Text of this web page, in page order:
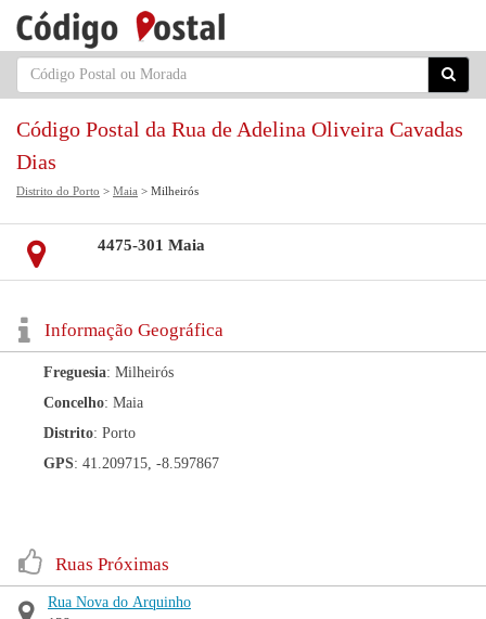
Código Postal da Rua de Adelina Oliveira Cavadas
Dias
Distrito do Porto > Maia > Milheirós
4475-301 Maia
Informação Geográfica
Freguesia: Milheirós
Concelho: Maia
Distrito: Porto
GPS: 41.209715, -8.597867
Ruas Próximas
Rua Nova do Arquinho